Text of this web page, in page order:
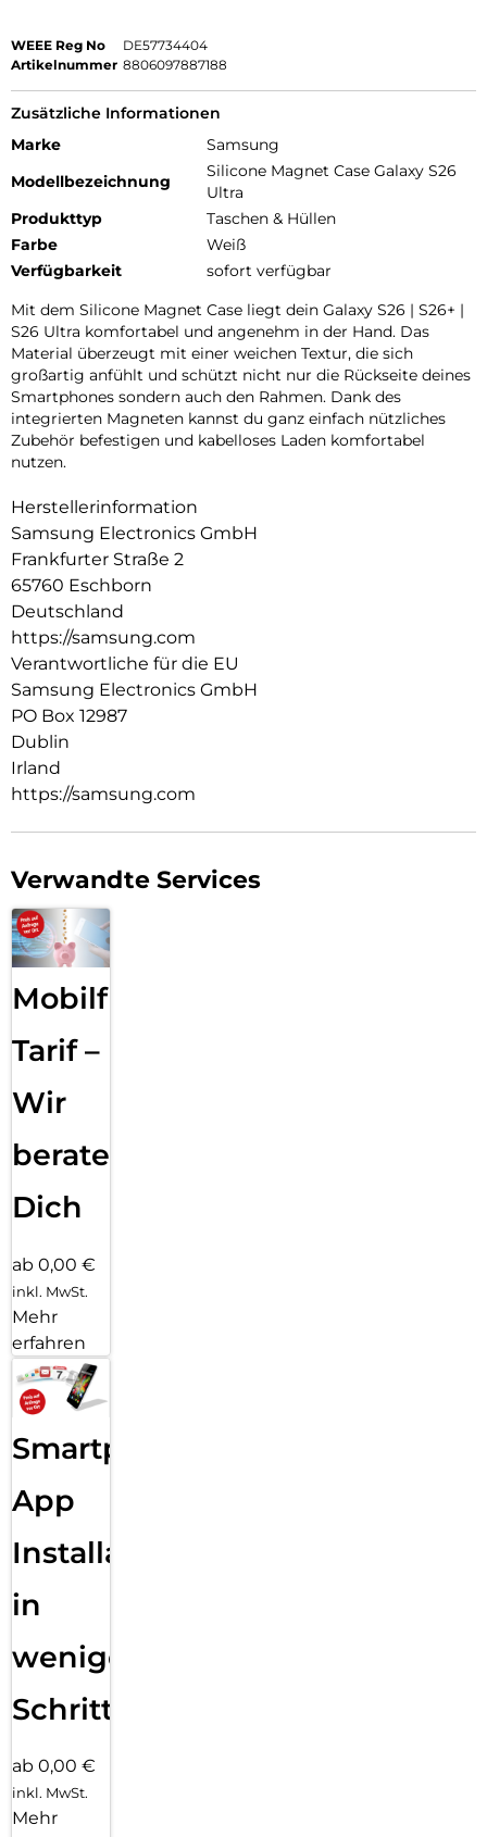
WEEE Reg No
DE57734404
Artikelnummer 8806097887188
Zusätzliche Informationen
Marke
Samsung
Modellbezeichnung
Silicone Magnet Case Galaxy S26
Ultra
Produkttyp
Taschen & Hüllen
Farbe
Weiß
Verfügbarkeit
sofort verfügbar
Mit dem Silicone Magnet Case liegt dein Galaxy S26 | S26+ |
S26 Ultra komfortabel und angenehm in der Hand. Das
Material überzeugt mit einer weichen Textur, die sich
großartig anfühlt und schützt nicht nur die Rückseite deines
Smartphones sondern auch den Rahmen. Dank des
integrierten Magneten kannst du ganz einfach nützliches
Zubehör befestigen und kabelloses Laden komfortabel
nutzen.
Herstellerinformation
Samsung Electronics GmbH
Frankfurter Straße 2
65760 Eschborn
Deutschland
https://samsung.com
Verantwortliche für die EU
Samsung Electronics GmbH
PO Box 12987
Dublin
Irland
https://samsung.com
Verwandte Services
Mobilfunk
Tarif –
Wir
beraten
Dich
ab 0,00 €
inkl. MwSt.
Mehr
erfahren
Smartphone
App
Installation
in
wenigen
Schritten
ab 0,00 €
inkl. MwSt.
Mehr